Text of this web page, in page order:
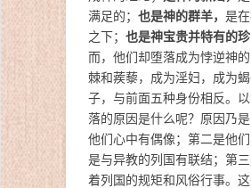
满足的； 也是神的群羊， 是
之下； 也是神宝贵并特有的珍
而，他们却堕落成为悖逆神
棘和蒺藜，成为淫妇，成为
子，与前面五种身份相反。
落的原因是什么呢？原因乃
他们心中有偶像；第二是他
是与异教的列国有联结；第
着列国的规矩和风俗行事。